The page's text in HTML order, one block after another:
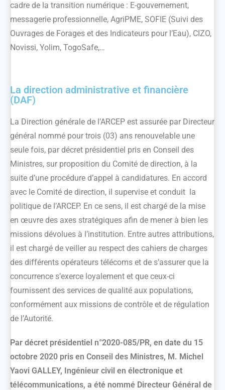
cadre de la transition numérique : E-gouvernement,
messagerie professionnelle, AgriPME, SOFIE (Suivi des
Ouvrages de Forages et des Indicateurs pour l’Eau), CIZO,
Novissi, Yolim, TogoSafe,…
La direction administrative et financière
(DAF)
La Direction générale de l’ARCEP est assurée par Directeur
général nommé pour trois (03) ans renouvelable une
seule fois, par décret présidentiel pris en Conseil des
Ministres, sur proposition du Comité de direction, à la
suite d’une procédure d’appel à candidatures. En accord
avec le Comité de direction, il supervise et conduit la
politique de l’ARCEP. En ce sens, il est chargé de la mise
en œuvre des axes stratégiques afin de mener à bien les
missions dévolues à l’institution. Entre autres attributions,
il est chargé de veiller au respect des cahiers de charges
des différents opérateurs télécoms et de s’assurer que la
concurrence s’exerce loyalement et que ceux-ci
fournissent des services de qualité aux populations,
conformément aux missions de contrôle et de régulation
de l’Autorité.
Par décret présidentiel n°2020-085/PR, en date du 15
octobre 2020 pris en Conseil des Ministres, M. Michel
Yaovi GALLEY, Ingénieur civil en électronique et
télécommunications, a été nommé Directeur Général de